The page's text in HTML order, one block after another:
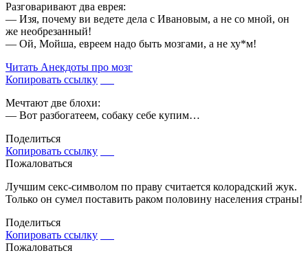
Разговаривают два еврея:
— Изя, почему ви ведете дела с Ивановым, а не со мной, он
же необрезанный!
— Ой, Мойша, евреем надо быть мозгами, а не ху*м!
Читать Анекдоты про мозг
Копировать ссылку
Мечтают две блохи:
— Вот разбогатеем, собаку себе купим…
Поделиться
Копировать ссылку
Пожаловаться
Лучшим секс-символом по праву считается колорадский жук.
Только он сумел поставить раком половину населения страны!
Поделиться
Копировать ссылку
Пожаловаться